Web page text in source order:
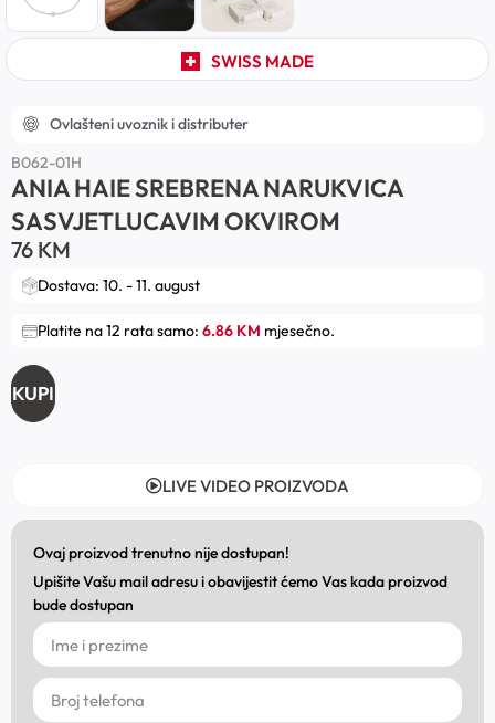
SWISS MADE
Ovlašteni uvoznik i distributer
B062-01H
ANIA HAIE SREBRENA NARUKVICA
SASVJETLUCAVIM OKVIROM
76 KM
Dostava: 10. - 11. august
Platite na 12 rata samo: 6.86 KM mjesečno.
KUPI
LIVE VIDEO PROIZVODA
Ovaj proizvod trenutno nije dostupan!
Upišite Vašu mail adresu i obavijestit ćemo Vas kada proizvod
bude dostupan